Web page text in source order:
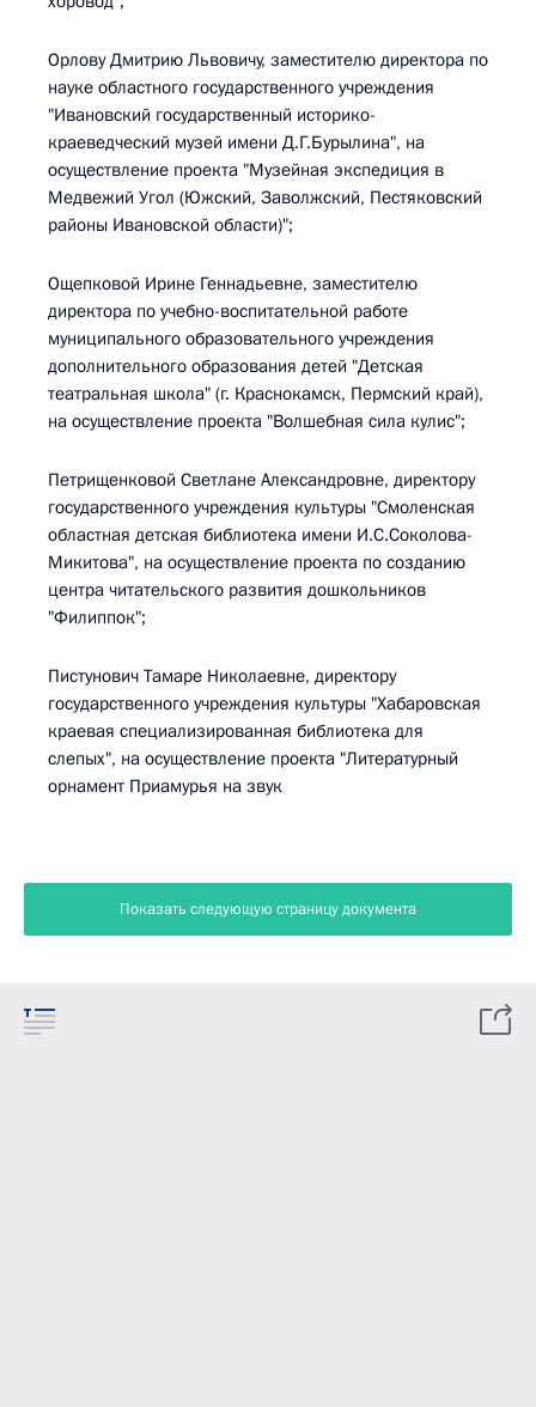
Орлову Дмитрию Львовичу, заместителю директора по
науке областного государственного учреждения
"Ивановский государственный историко-
краеведческий музей имени Д.Г.Бурылина", на
осуществление проекта "Музейная экспедиция в
Медвежий Угол (Южский, Заволжский, Пестяковский
районы Ивановской области)";
Ощепковой Ирине Геннадьевне, заместителю
директора по учебно-воспитательной работе
муниципального образовательного учреждения
дополнительного образования детей "Детская
театральная школа" (г. Краснокамск, Пермский край),
на осуществление проекта "Волшебная сила кулис";
Петрищенковой Светлане Александровне, директору
государственного учреждения культуры "Смоленская
областная детская библиотека имени И.С.Соколова-
Микитова", на осуществление проекта по созданию
центра читательского развития дошкольников
"Филиппок";
Пистунович Тамаре Николаевне, директору
государственного учреждения культуры "Хабаровская
краевая специализированная библиотека для
слепых", на осуществление проекта "Литературный
орнамент Приамурья на звук
Показать следующую страницу документа